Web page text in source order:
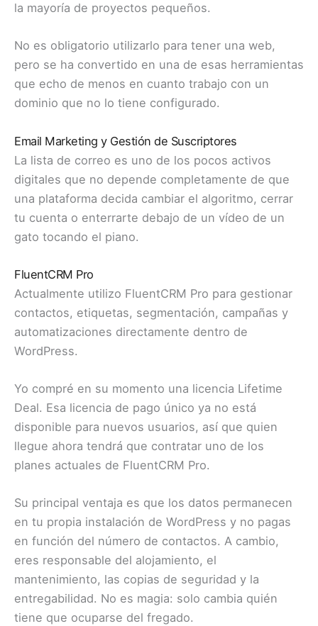
la mayoría de proyectos pequeños.
No es obligatorio utilizarlo para tener una web,
pero se ha convertido en una de esas herramientas
que echo de menos en cuanto trabajo con un
dominio que no lo tiene configurado.
Email Marketing y Gestión de Suscriptores
La lista de correo es uno de los pocos activos
digitales que no depende completamente de que
una plataforma decida cambiar el algoritmo, cerrar
tu cuenta o enterrarte debajo de un vídeo de un
gato tocando el piano.
FluentCRM Pro
Actualmente utilizo FluentCRM Pro para gestionar
contactos, etiquetas, segmentación, campañas y
automatizaciones directamente dentro de
WordPress.
Yo compré en su momento una licencia Lifetime
Deal. Esa licencia de pago único ya no está
disponible para nuevos usuarios, así que quien
llegue ahora tendrá que contratar uno de los
planes actuales de FluentCRM Pro.
Su principal ventaja es que los datos permanecen
en tu propia instalación de WordPress y no pagas
en función del número de contactos. A cambio,
eres responsable del alojamiento, el
mantenimiento, las copias de seguridad y la
entregabilidad. No es magia: solo cambia quién
tiene que ocuparse del fregado.